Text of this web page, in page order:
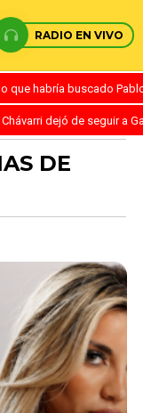
RADIO EN VIVO
que habría buscado
dejó de seguir a
DE